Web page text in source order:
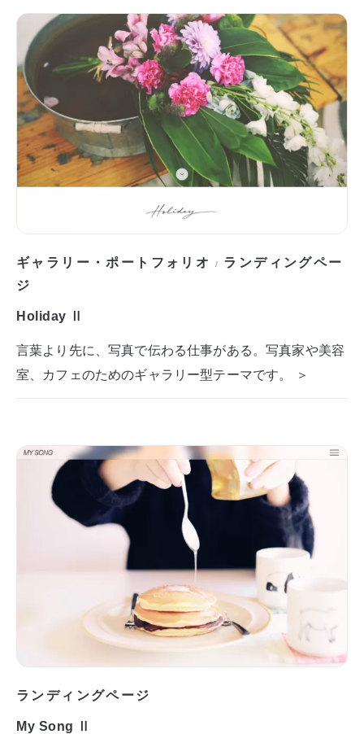
ギャラリー・ポートフォリオ / ランディングペー
ジ
Holiday Ⅱ
言葉より先に、写真で伝わる仕事がある。写真家や美容
室、カフェのためのギャラリー型テーマです。 ＞
ランディングページ
My Song Ⅱ